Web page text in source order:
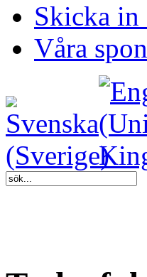
Skicka in
Våra